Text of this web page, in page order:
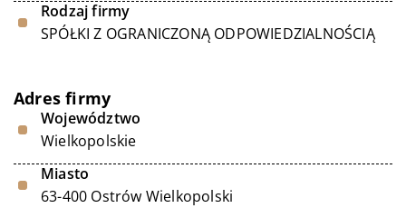
Rodzaj firmy
SPÓŁKI Z OGRANICZONĄ ODPOWIEDZIALNOŚCIĄ
Adres firmy
Województwo
Wielkopolskie
Miasto
63-400 Ostrów Wielkopolski